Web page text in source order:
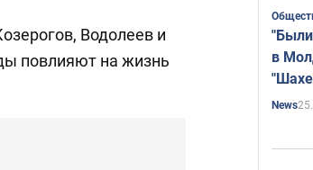
Водолеев и
повлияют на жизнь
в
News